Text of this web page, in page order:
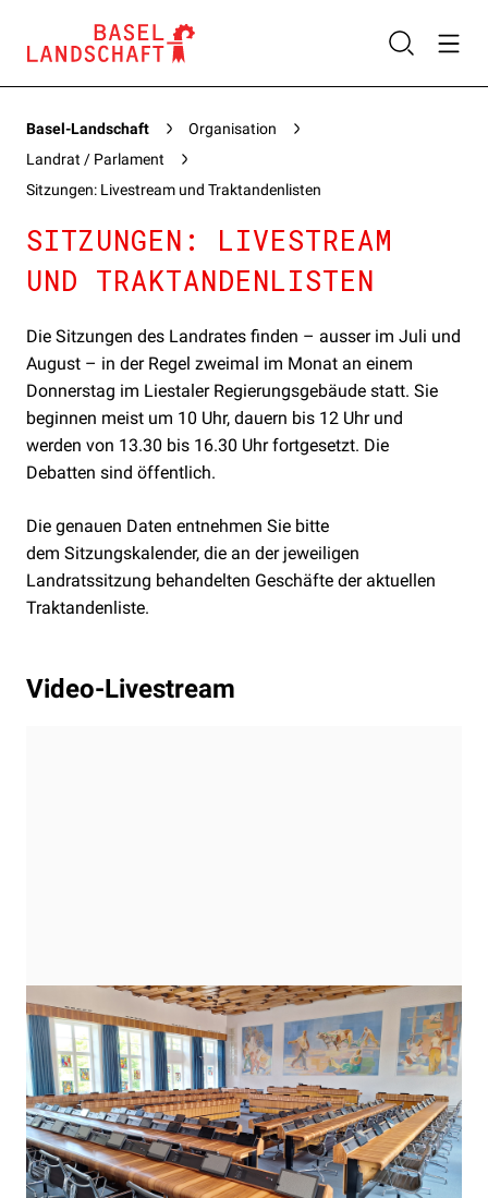
Basel-Landschaft
Organisation
Landrat / Parlament
Sitzungen: Livestream und Traktandenlisten
SITZUNGEN: LIVESTREAM
UND TRAKTANDENLISTEN
Die Sitzungen des Landrates finden – ausser im Juli und
August – in der Regel zweimal im Monat an einem
Donnerstag im Liestaler Regierungsgebäude statt. Sie
beginnen meist um 10 Uhr, dauern bis 12 Uhr und
werden von 13.30 bis 16.30 Uhr fortgesetzt. Die
Debatten sind öffentlich.
Die genauen Daten entnehmen Sie bitte
dem Sitzungskalender, die an der jeweiligen
Landratssitzung behandelten Geschäfte der aktuellen
Traktandenliste.
Video-Livestream